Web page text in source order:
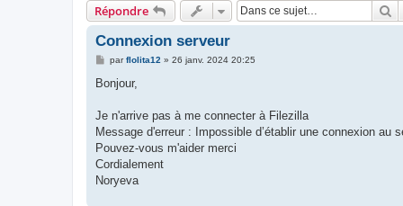
Répondre
Connexion serveur
M
s
g
parflolita12 » 26 janv. 2024 20:25
Bonjour,
Je n'arrive pas à me connecter à Filezilla
Message d'erreur : Impossible d’établir une connexion au
Pouvez-vous m'aider merci
Cordialement
Noryeva